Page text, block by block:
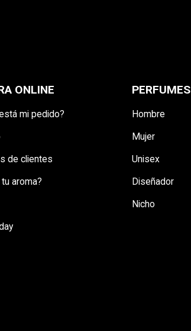
ONLINE
mi pedido?
de clientes
aroma?
PERFUMES
Hombre
Mujer
Unisex
Diseñador
Nicho